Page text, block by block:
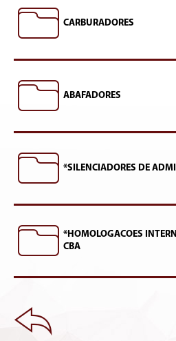
CARBURADORES
ABAFADORES
*SILENCIADORES DE
*HOMOLOGACOES
CBA